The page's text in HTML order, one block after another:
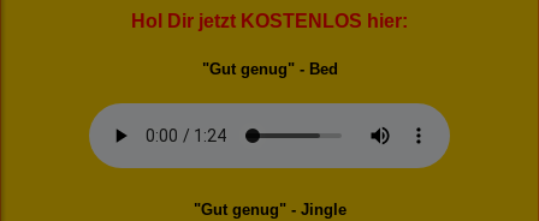
Hol Dir jetzt KOSTENLOS hier:
"Gut genug" - Bed
"Gut genug" - Jingle